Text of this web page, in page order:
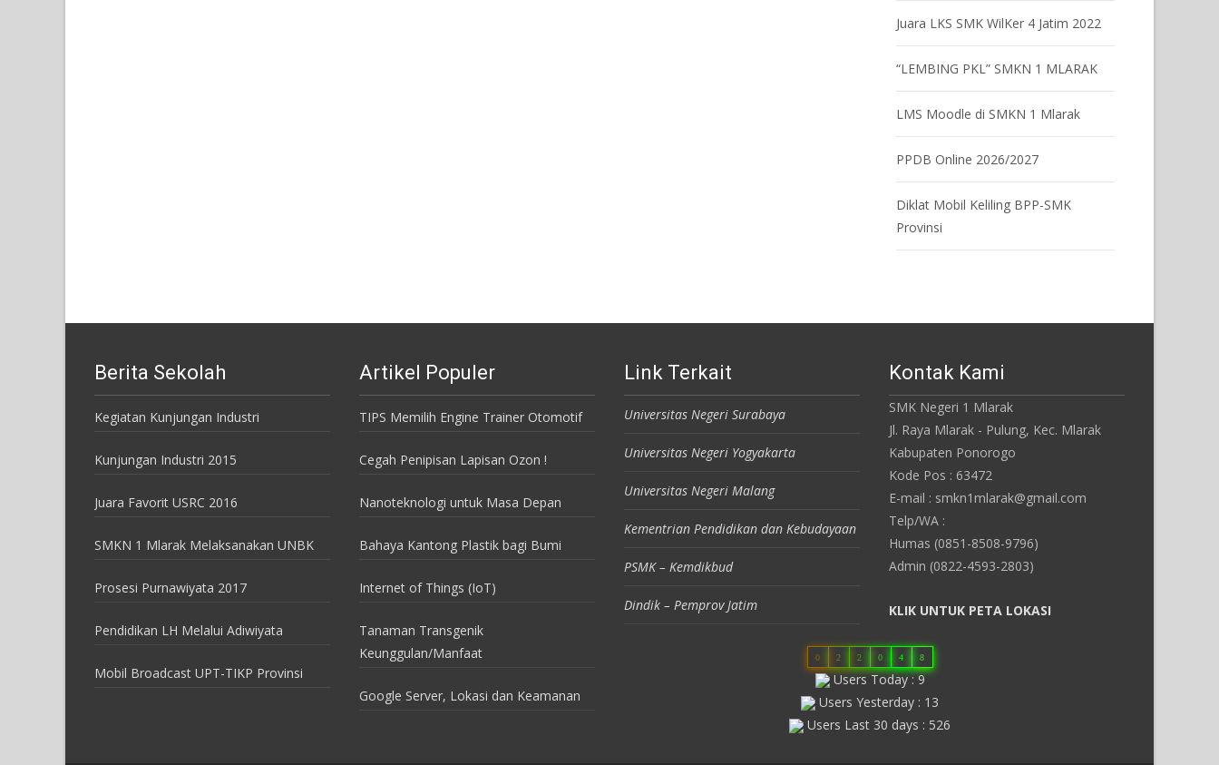
Juara LKS SMK WilKer 4 Jatim 2022
“LEMBING PKL” SMKN 1 MLARAK
LMS Moodle di SMKN 1 Mlarak
PPDB Online 2026/2027
Diklat Mobil Keliling BPP-SMK
Provinsi
Berita Sekolah
Kegiatan Kunjungan Industri
Kunjungan Industri 2015
Juara Favorit USRC 2016
SMKN 1 Mlarak Melaksanakan UNBK
Prosesi Purnawiyata 2017
Pendidikan LH Melalui Adiwiyata
Mobil Broadcast UPT-TIKP Provinsi
Artikel Populer
TIPS Memilih Engine Trainer Otomotif
Cegah Penipisan Lapisan Ozon !
Nanoteknologi untuk Masa Depan
Bahaya Kantong Plastik bagi Bumi
Internet of Things (IoT)
Tanaman Transgenik
Keunggulan/Manfaat
Google Server, Lokasi dan Keamanan
Link Terkait
Universitas Negeri Surabaya
Universitas Negeri Yogyakarta
Universitas Negeri Malang
Kementrian Pendidikan dan Kebudayaan
PSMK – Kemdikbud
Dindik – Pemprov Jatim
Kontak Kami
SMK Negeri 1 Mlarak
Jl. Raya Mlarak - Pulung, Kec. Mlarak
Kabupaten Ponorogo
Kode Pos : 63472
E-mail : smkn1mlarak@gmail.com
Telp/WA :
Humas (0851-8508-9796)
Admin (0822-4593-2803)
KLIK UNTUK PETA LOKASI
0 2 2 0 4 8
Users Today : 9
Users Yesterday : 13
Users Last 30 days : 526